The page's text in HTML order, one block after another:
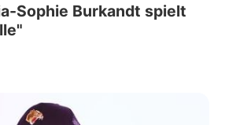
Sophie Burkandt spielt